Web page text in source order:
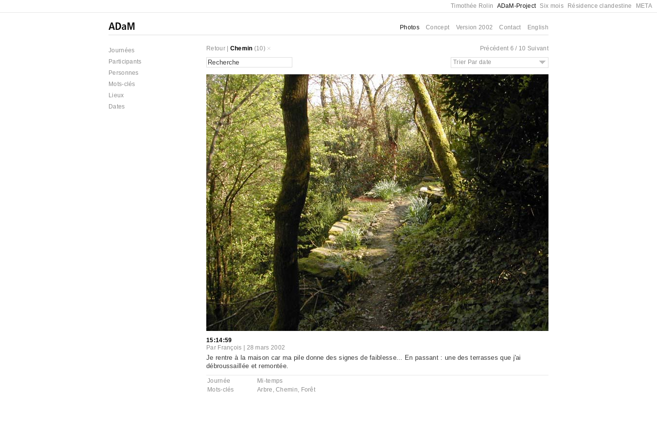
Timothée Rolin ADaM-Project Six mois Résidence clandestine META
Photos Concept Version 2002 Contact English
Journées
Participants
Personnes
Mots-clés
Lieux
Dates
Retour| Chemin (10) Précédent 6 / 10 Suivant
Trier Par date
15:14:59
Par François 28 mars 2002
Je rentre à la maison car ma pile donne des signes de faiblesse... En passant : une des terrasses que j'ai
débroussaillée et remontée.
Journée
Mi-temps
Mots-clés
Arbre ,Chemin, Forêt